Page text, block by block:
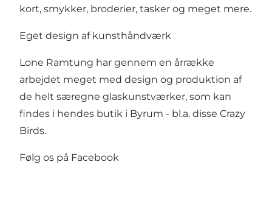
kort, smykker, broderier, tasker og meget mere.
Eget design af kunsthåndværk
Lone Ramtung har gennem en årrække
arbejdet meget med design og produktion af
de helt særegne glaskunstværker, som kan
findes i hendes butik i Byrum - bl.a. disse Crazy
Birds.
Følg os på Facebook